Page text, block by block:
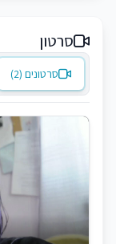
סרטון
סרטונים (2)